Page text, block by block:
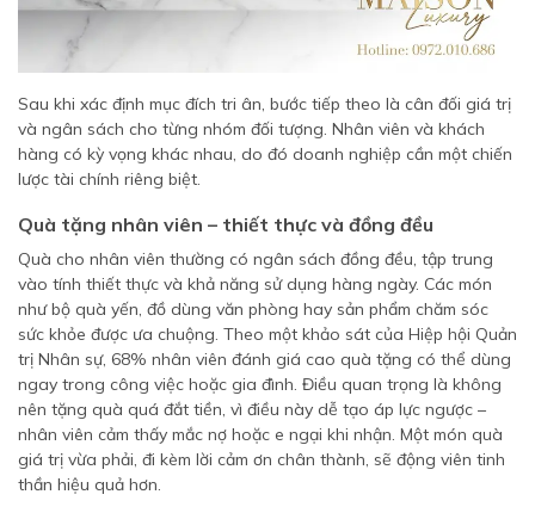
Sau khi xác định mục đích tri ân, bước tiếp theo là cân đối giá trị
và ngân sách cho từng nhóm đối tượng. Nhân viên và khách
hàng có kỳ vọng khác nhau, do đó doanh nghiệp cần một chiến
lược tài chính riêng biệt.
Quà tặng nhân viên – thiết thực và đồng đều
Quà cho nhân viên thường có ngân sách đồng đều, tập trung
vào tính thiết thực và khả năng sử dụng hàng ngày. Các món
như bộ quà yến, đồ dùng văn phòng hay sản phẩm chăm sóc
sức khỏe được ưa chuộng. Theo một khảo sát của Hiệp hội Quản
trị Nhân sự, 68% nhân viên đánh giá cao quà tặng có thể dùng
ngay trong công việc hoặc gia đình. Điều quan trọng là không
nên tặng quà quá đắt tiền, vì điều này dễ tạo áp lực ngược –
nhân viên cảm thấy mắc nợ hoặc e ngại khi nhận. Một món quà
giá trị vừa phải, đi kèm lời cảm ơn chân thành, sẽ động viên tinh
thần hiệu quả hơn.